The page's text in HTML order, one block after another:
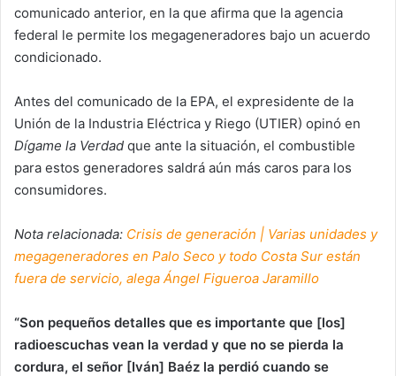
comunicado anterior, en la que afirma que la agencia
federal le permite los megageneradores bajo un acuerdo
condicionado.
Antes del comunicado de la EPA, el expresidente de la
Unión de la Industria Eléctrica y Riego (UTIER) opinó en
Dígame la Verdad que ante la situación, el combustible
para estos generadores saldrá aún más caros para los
consumidores.
Nota relacionada: Crisis de generación | Varias unidades y
megageneradores en Palo Seco y todo Costa Sur están
fuera de servicio, alega Ángel Figueroa Jaramillo
“Son pequeños detalles que es importante que [los]
radioescuchas vean la verdad y que no se pierda la
cordura, el señor [Iván] Baéz la perdió cuando se